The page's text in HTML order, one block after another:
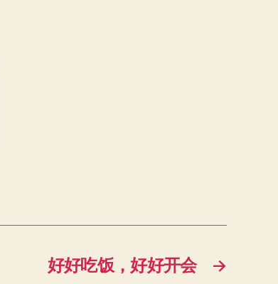
→
好好吃饭，好好开会